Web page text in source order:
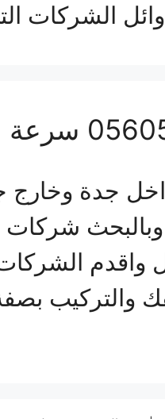
اوائل
جدة وخارج
شركات
والتركيب